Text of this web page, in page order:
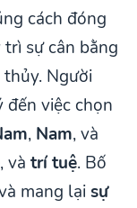
cách đóng
sự cân bằng
Người
đến việc chọn
, Nam, và
, và trí tuệ. Bố
mang lại sự